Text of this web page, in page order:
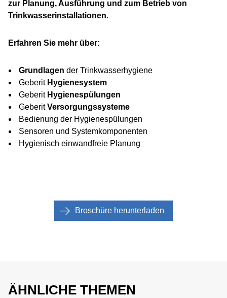
zur Planung, Ausführung und zum Betrieb von
Trinkwasserinstallationen.
Erfahren Sie mehr über:
Grundlagen der Trinkwasserhygiene
Geberit Hygienesystem
Geberit Hygienespülungen
GeberitVersorgungssysteme
Bedienung der Hygienespülungen
Sensoren und Systemkomponenten
Hygienisch einwandfreie Planung
Broschüre herunterladen
ÄHNLICHE THEMEN